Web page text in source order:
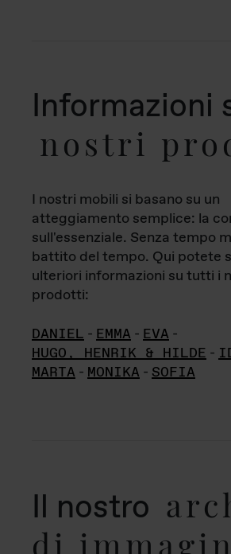
Informazioni
nostri
I nostri mobili si basano su un
atteggiamento semplice: la
sull'essenziale. Senza tempo
battito del tempo. Qui potete
ulteriori informazioni su tutti i
prodotti:
DANIEL - EMMA - EVA -
HUGO, HENRIK & HILDE -
MARTA - MONIKA - SOFIA
Il nostro
di